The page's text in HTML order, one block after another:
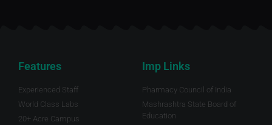
Features
Experienced Staff
World Class Labs
20+ Acre Campus
Imp Links
Pharmacy Council of India
Mashrashtra State Board of
Education